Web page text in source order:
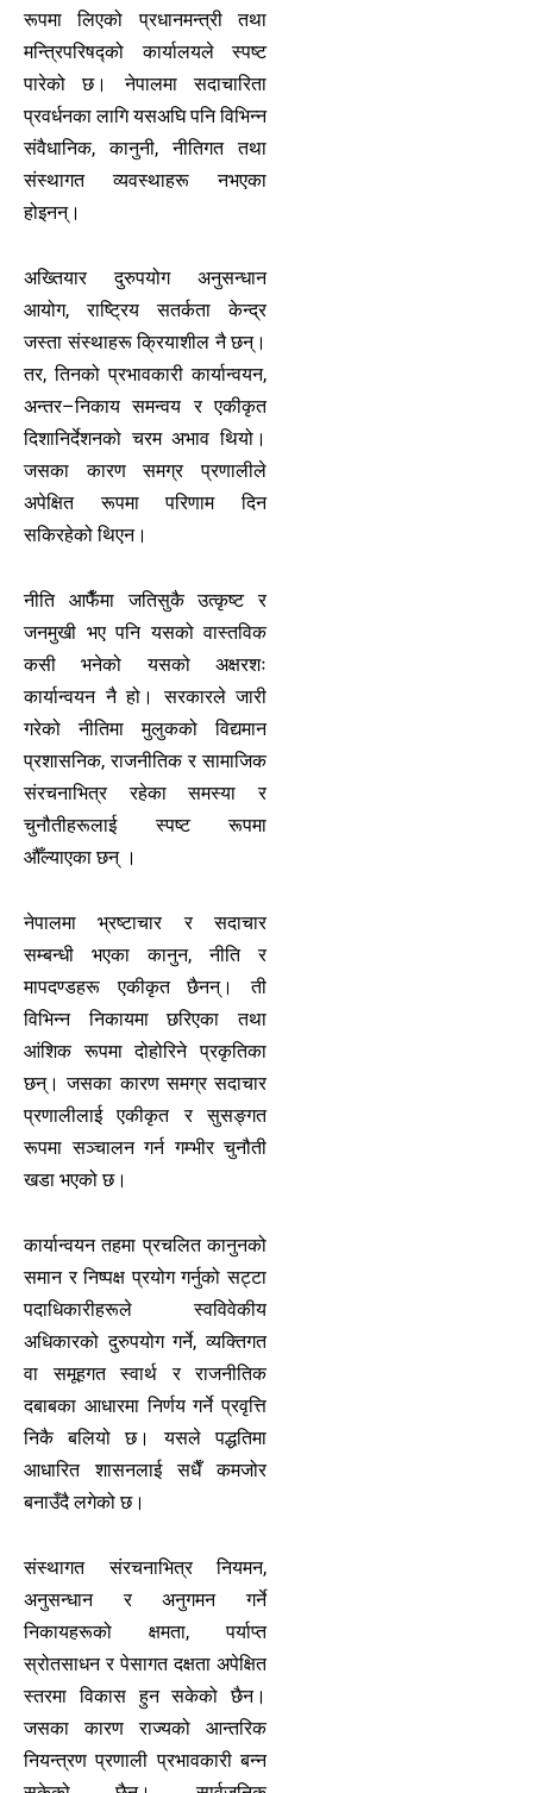
रूपमा लिएको प्रधानमन्त्री तथा
मन्त्रिपरिषद्को कार्यालयले स्पष्ट
पारेको छ। नेपालमा सदाचारिता
प्रवर्धनका लागि यसअघि पनि विभिन्न
संवैधानिक, कानुनी, नीतिगत तथा
संस्थागत व्यवस्थाहरू नभएका
होइनन्।
अख्तियार दुरुपयोग अनुसन्धान
आयोग, राष्ट्रिय सतर्कता केन्द्र
जस्ता संस्थाहरू क्रियाशील नै छन्।
तर, तिनको प्रभावकारी कार्यान्वयन,
अन्तर–निकाय समन्वय र एकीकृत
दिशानिर्देशनको चरम अभाव थियो।
जसका कारण समग्र प्रणालीले
अपेक्षित रूपमा परिणाम दिन
सकिरहेको थिएन।
नीति आफैँमा जतिसुकै उत्कृष्ट र
जनमुखी भए पनि यसको वास्तविक
कसी भनेको यसको अक्षरशः
कार्यान्वयन नै हो। सरकारले जारी
गरेको नीतिमा मुलुकको विद्यमान
प्रशासनिक, राजनीतिक र सामाजिक
संरचनाभित्र रहेका समस्या र
चुनौतीहरूलाई स्पष्ट रूपमा
औँल्याएका छन् ।
नेपालमा भ्रष्टाचार र सदाचार
सम्बन्धी भएका कानुन, नीति र
मापदण्डहरू एकीकृत छैनन्। ती
विभिन्न निकायमा छरिएका तथा
आंशिक रूपमा दोहोरिने प्रकृतिका
छन्। जसका कारण समग्र सदाचार
प्रणालीलाई एकीकृत र सुसङ्गत
रूपमा सञ्चालन गर्न गम्भीर चुनौती
खडा भएको छ।
कार्यान्वयन तहमा प्रचलित कानुनको
समान र निष्पक्ष प्रयोग गर्नुको सट्टा
पदाधिकारीहरूले स्वविवेकीय
अधिकारको दुरुपयोग गर्ने, व्यक्तिगत
वा समूहगत स्वार्थ र राजनीतिक
दबाबका आधारमा निर्णय गर्ने प्रवृत्ति
निकै बलियो छ। यसले पद्धतिमा
आधारित शासनलाई सधैँ कमजोर
बनाउँदै लगेको छ।
संस्थागत संरचनाभित्र नियमन,
अनुसन्धान र अनुगमन गर्ने
निकायहरूको क्षमता, पर्याप्त
स्रोतसाधन र पेसागत दक्षता अपेक्षित
स्तरमा विकास हुन सकेको छैन।
जसका कारण राज्यको आन्तरिक
नियन्त्रण प्रणाली प्रभावकारी बन्न